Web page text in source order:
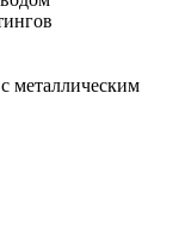
металлическим